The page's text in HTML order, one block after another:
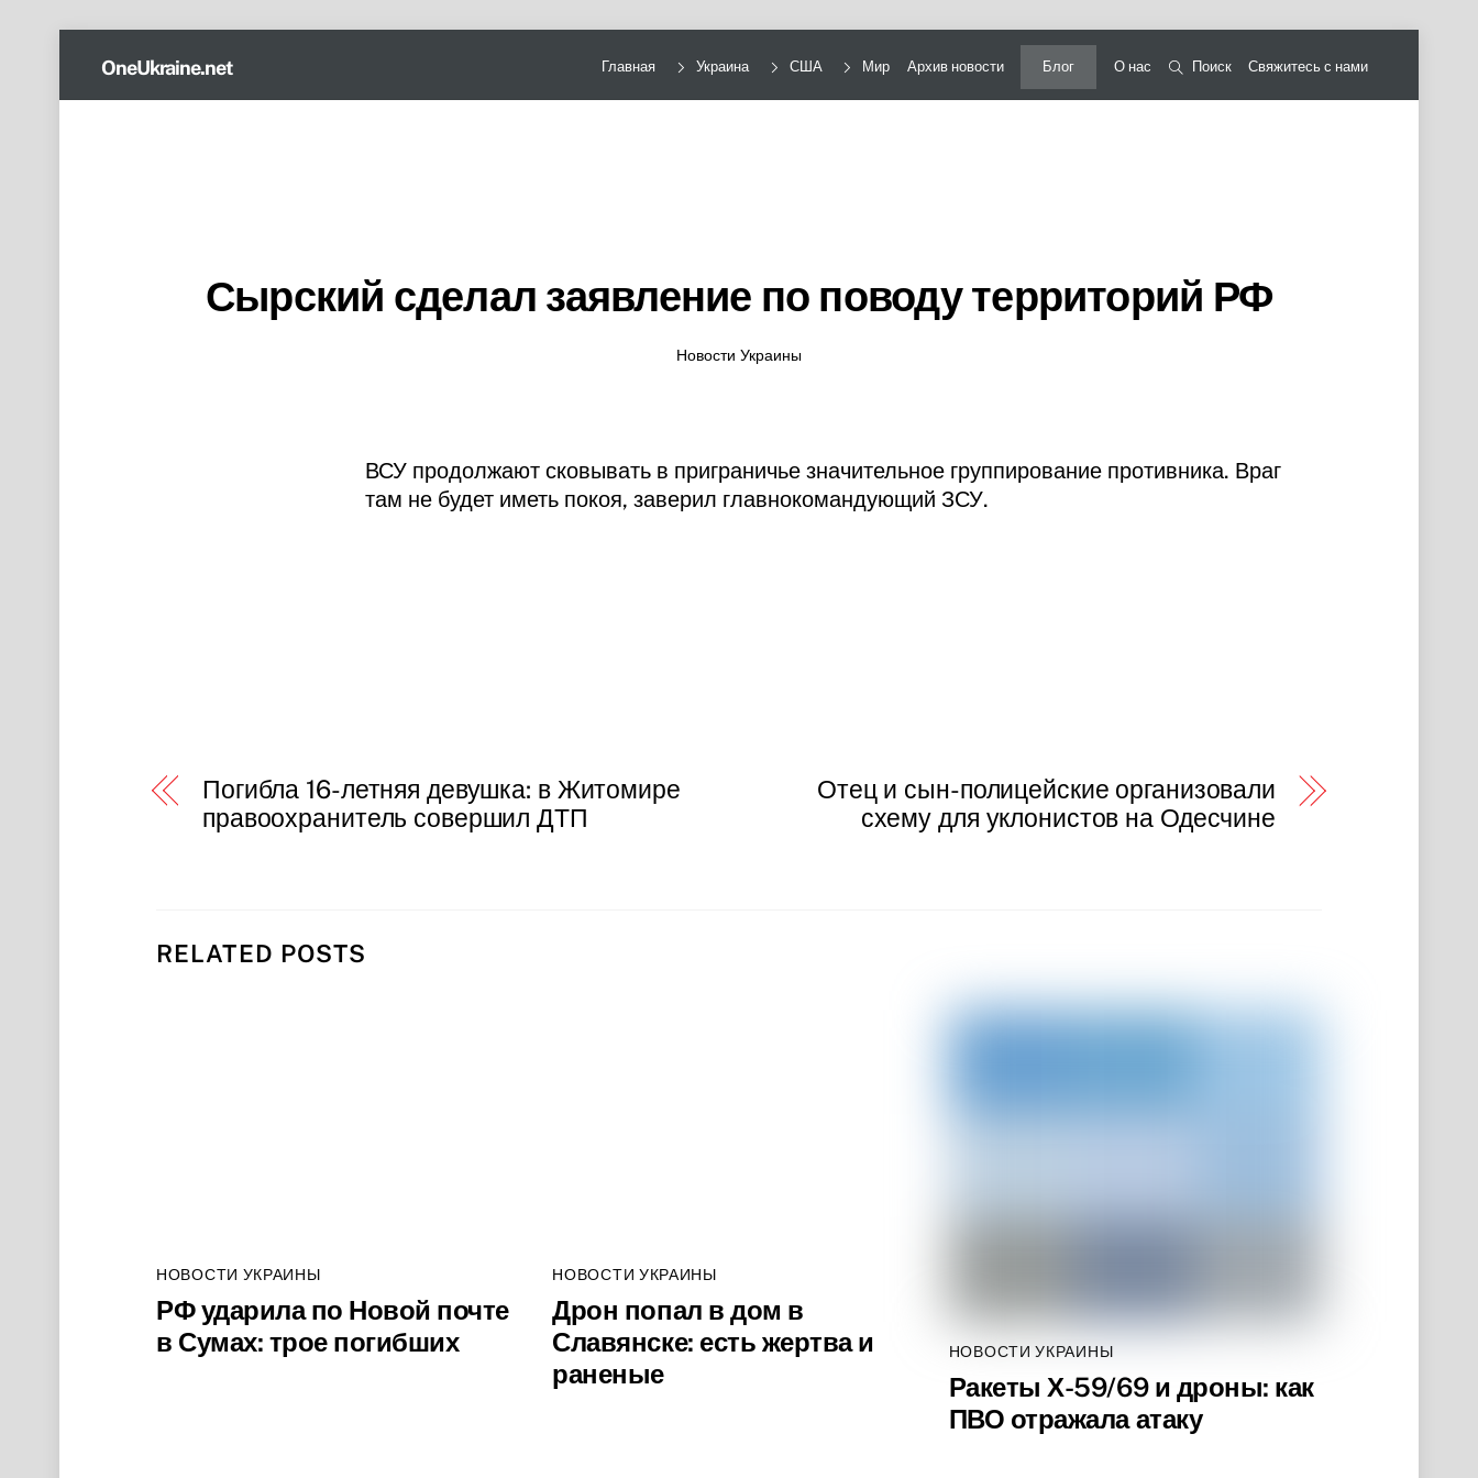
content
OneUkraine.net Главная Украина США Мир Архив новости Блог О нас Поиск Свяжитесь с нами
Сырский сделал заявление по поводу территорий РФ
Новости Украины
ВСУ продолжают сковывать в приграничье значительное группирование противника. Враг
там не будет иметь покоя, заверил главнокомандующий ЗСУ.
Погибла 16-летняя девушка: в Житомире
правоохранитель совершил ДТП
Отец и сын-полицейские организовали
схему для уклонистов на Одесчине
RELATED POSTS
НОВОСТИ УКРАИНЫ
РФ ударила по Новой почте
в Сумах: трое погибших
НОВОСТИ УКРАИНЫ
Дрон попал в дом в
Славянске: есть жертва и
раненые
НОВОСТИ УКРАИНЫ
Ракеты Х-59/69 и дроны: как
ПВО отражала атаку